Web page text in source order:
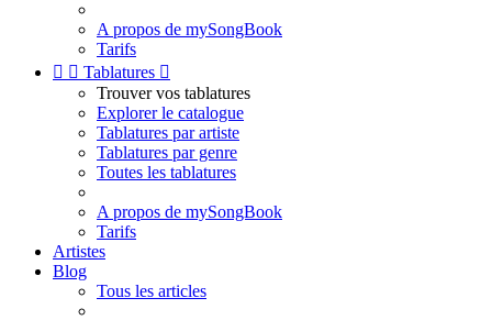
A propos de mySongBook
Tarifs
  Tablatures 
Trouver vos tablatures
Explorer le catalogue
Tablatures par artiste
Tablatures par genre
Toutes les tablatures
A propos de mySongBook
Tarifs
Artistes
Blog
Tous les articles